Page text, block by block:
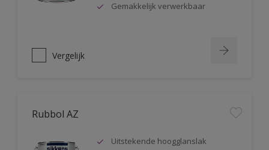
Gemakkelijk verwerkbaar
Vergelijk
Rubbol AZ
Uitstekende hoogglanslak